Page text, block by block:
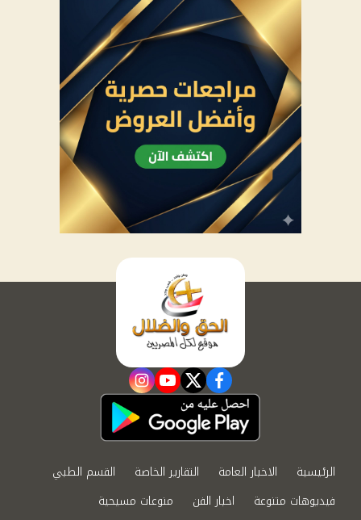
facebook
twitter
youtube
instagram
الرئيسية الاخبار العامة التقارير الخاصة
القسم الطبي
فيديوهات متنوعة
اخبار الفن
منوعات مسيحية